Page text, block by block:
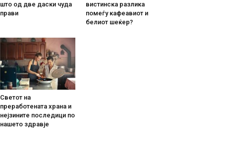
што од две даски чуда
прави
вистинска разлика
помеѓу кафеавиот и
белиот шеќер?
Светот на
преработената храна и
нејзините последици по
нашето здравје